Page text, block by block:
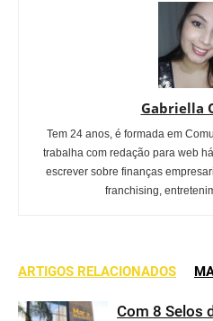
Gabriella
Tem 24 anos, é formada em
trabalha com redação para web
escrever sobre finanças
franchising,
ARTIGOS RELACIONADOS
Com 8 Selos